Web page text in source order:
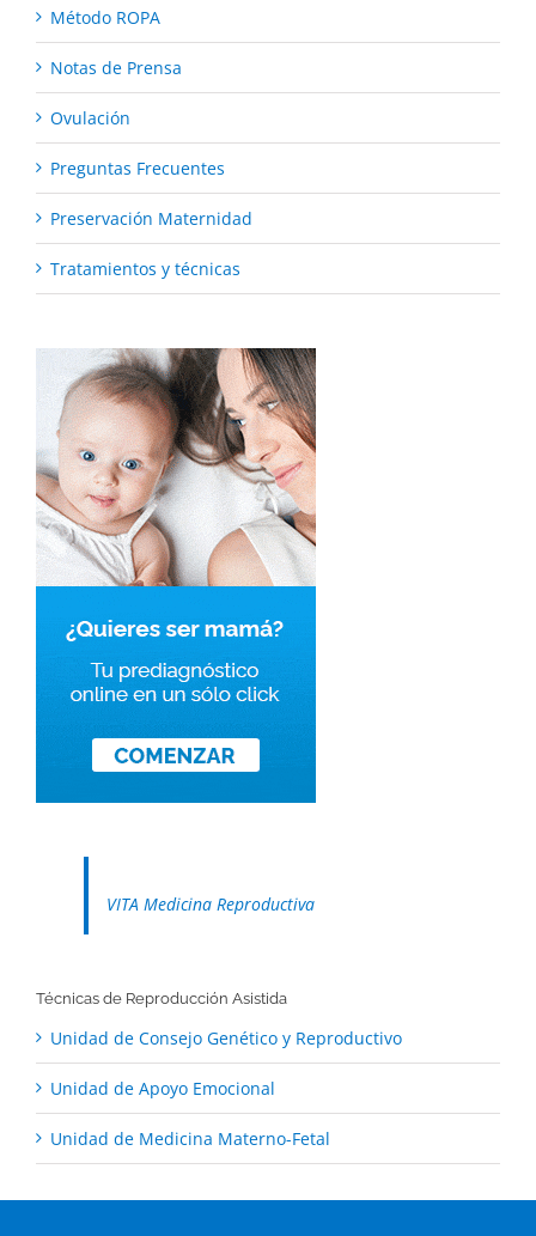
Método ROPA
Notas de Prensa
Ovulación
Preguntas Frecuentes
Preservación Maternidad
Tratamientos y técnicas
VITA Medicina Reproductiva
Técnicas de Reproducción Asistida
Unidad de Consejo Genético y Reproductivo
Unidad de Apoyo Emocional
Unidad de Medicina Materno-Fetal